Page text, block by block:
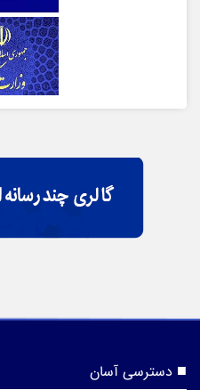
دسترسی آسان